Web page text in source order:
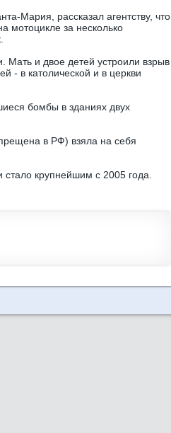
Мария, рассказал агентству, что
мотоцикле за несколько
и двое детей устроили взрыв
- в католической и в церкви
бомбы в зданиях двух
в РФ) взяла на себя
крупнейшим с 2005 года.